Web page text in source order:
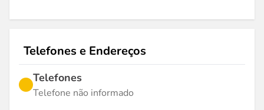
Telefones e Endereços
Telefones
Telefone não informado